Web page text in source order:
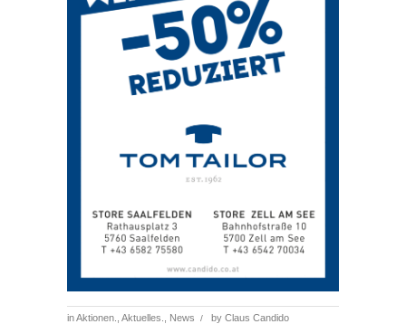
inAktionen. Aktuelles. News / by Claus Candido